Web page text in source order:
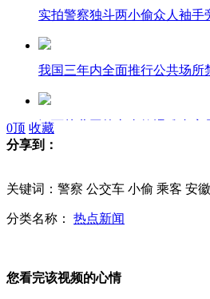
实拍警察独斗两小偷众人袖手
我国三年内全面推行公共场所
江西幼儿园校车事故遇难者家
京广高铁运营 全线贯通28个城
0顶 收藏
分享到：
关键词：警察 公交车 小偷 乘客 安
分类名称： 热点新闻
您看完该视频的心情